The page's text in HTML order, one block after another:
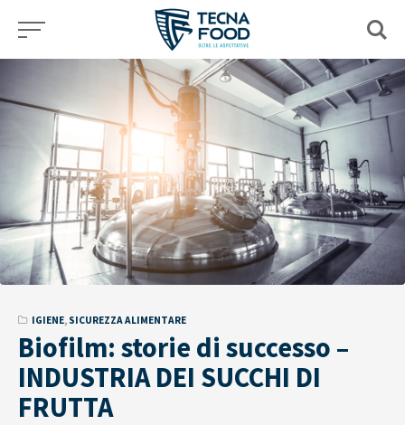
IGIENE, SICUREZZA ALIMENTARE
Biofilm: storie di successo –
INDUSTRIA DEI SUCCHI DI
FRUTTA